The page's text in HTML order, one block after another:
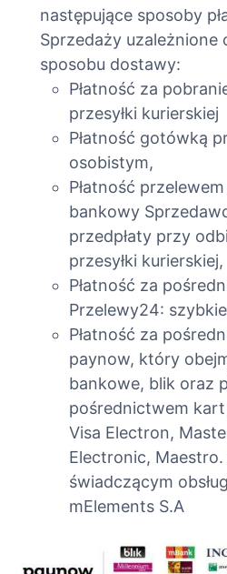
następujące sposoby
Sprzedaży uzależnione
sposobu dostawy:
Płatność za
przesyłki kurierskiej
Płatność gotówką
osobistym,
Płatność
bankowy
przedpłaty przy
przesyłki kurierskiej,
Płatność za
Przelewy24:
Płatność za
paynow, który
bankowe, blik oraz
pośrednictwem kart
Visa Electron,
Electronic,
świadczącym
mElements S.A